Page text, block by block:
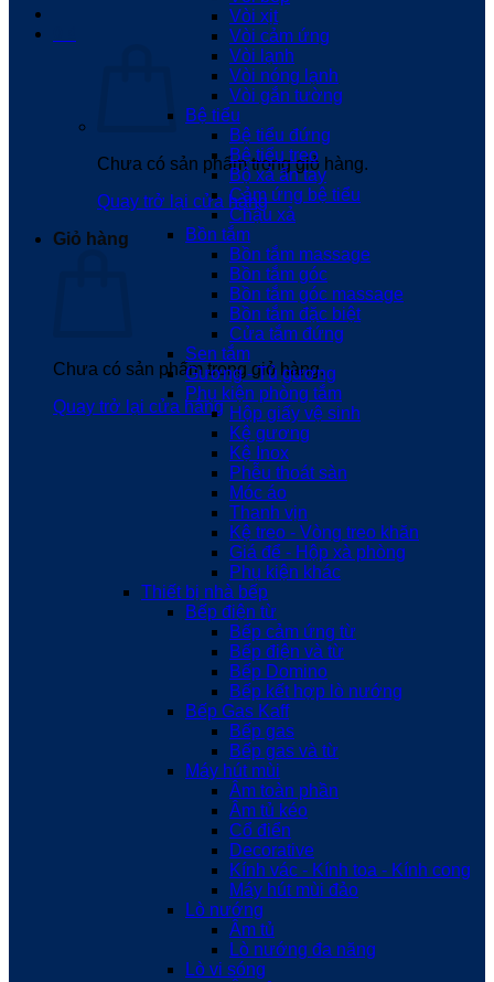
Chưa có sản phẩm trong giỏ hàng.
Quay trở lại cửa hàng
Giỏ hàng
Chưa có sản phẩm trong giỏ hàng.
Quay trở lại cửa hàng
Vòi xịt
Vòi cảm ứng
Vòi lạnh
Vòi nóng lạnh
Vòi gắn tường
Bệ tiểu
Bệ tiểu đứng
Bệ tiểu treo
Bộ xả ấn tay
Cảm ứng bệ tiểu
Chậu xả
Bồn tắm
Bồn tắm massage
Bồn tắm góc
Bồn tắm góc massage
Bồn tắm đặc biệt
Cửa tắm đứng
Sen tắm
Gương - Tủ gương
Phụ kiện phòng tắm
Hộp giấy vệ sinh
Kệ gương
Kệ Inox
Phễu thoát sàn
Móc áo
Thanh vịn
Kệ treo - Vòng treo khăn
Giá để - Hộp xà phòng
Phụ kiện khác
Thiết bị nhà bếp
Bếp điện từ
Bếp cảm ứng từ
Bếp điện và từ
Bếp Domino
Bếp kết hợp lò nướng
Bếp Gas Kaff
Bếp gas
Bếp gas và từ
Máy hút mùi
Âm toàn phần
Âm tủ kéo
Cổ điển
Decorative
Kính vác - Kính toa - Kính cong
Máy hút mùi đảo
Lò nướng
Âm tủ
Lò nướng đa năng
Lò vi sóng